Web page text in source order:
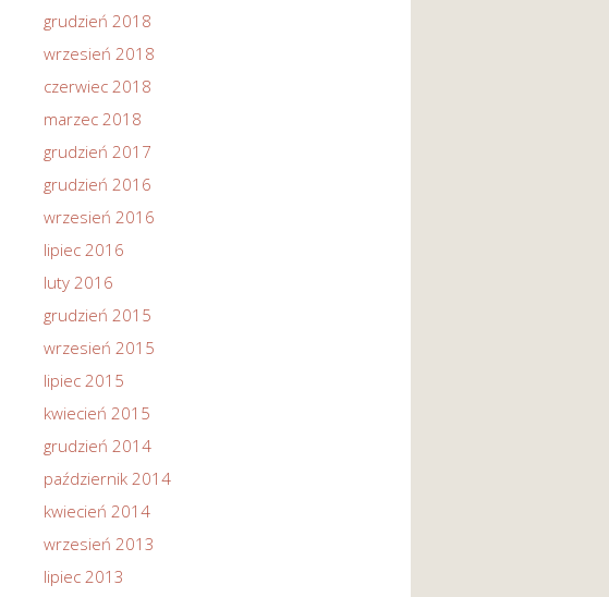
grudzień 2018
wrzesień 2018
czerwiec 2018
marzec 2018
grudzień 2017
grudzień 2016
wrzesień 2016
lipiec 2016
luty 2016
grudzień 2015
wrzesień 2015
lipiec 2015
kwiecień 2015
grudzień 2014
październik 2014
kwiecień 2014
wrzesień 2013
lipiec 2013